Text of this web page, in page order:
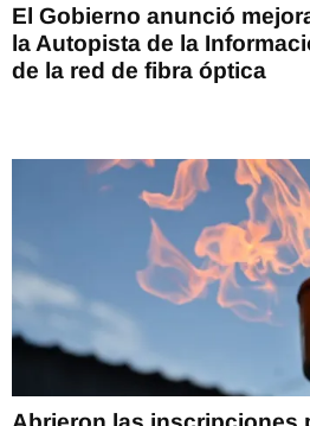
El Gobierno anunció
la Autopista de la
de la red de fibra óptica